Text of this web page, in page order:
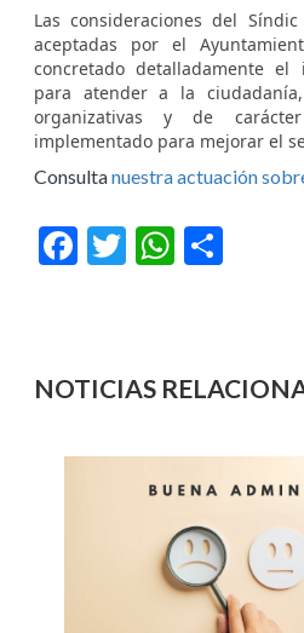
Las consideraciones del
aceptadas por el
concretado detalladamente el
para atender a la
organizativas y de
implementado para mejorar el
Consultanuestra actuación
Facebook
Twitter WhatsApp
NOTICIAS